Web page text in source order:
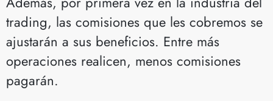
trading, las comisiones que les cobremos se
ajustarán a sus beneficios. Entre más
operaciones realicen, menos comisiones
pagarán.